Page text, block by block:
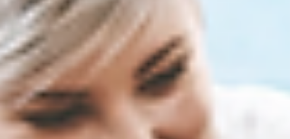
esta evolución constante, hay algo que sigue
marcando una diferencia fundamental: las
habilidades humanas. Aunque la tecnología es
capaz de optimizar procesos, analizar información
y autom